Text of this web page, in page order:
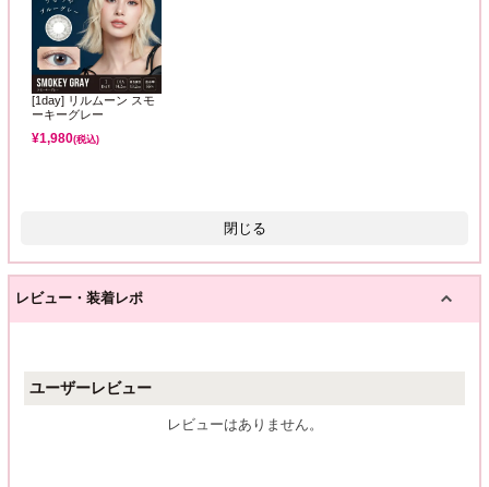
[1day] リルムーン スモ
ーキーグレー
¥1,980(税込)
閉じる
レビュー・装着レポ
ユーザーレビュー
レビューはありません。